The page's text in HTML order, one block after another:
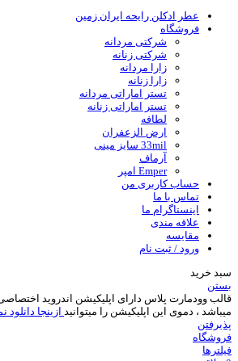
عطر ادکلن رایحه ایران زمین
فروشگاه
شرکتی مردانه
شرکتی زنانه
زارا مردانه
زارا زنانه
تستر اماراتی مردانه
تستر اماراتی زنانه
لطافه
ارض الزعفران
33mil سایز مینی
آرماف
Emper امپر
حساب کاربری من
تماس با ما
اینستاگرام ما
علاقه مندی
مقایسه
ورود / ثبت نام
سبد خرید
بستن
قالب وودمارت پلاس دارای اپلیکیشن اندروید
میباشد ، دموی این اپلیکیشن را میتوانید ازینجا دانلود
پذیرفتن
فروشگاه
فیلترها